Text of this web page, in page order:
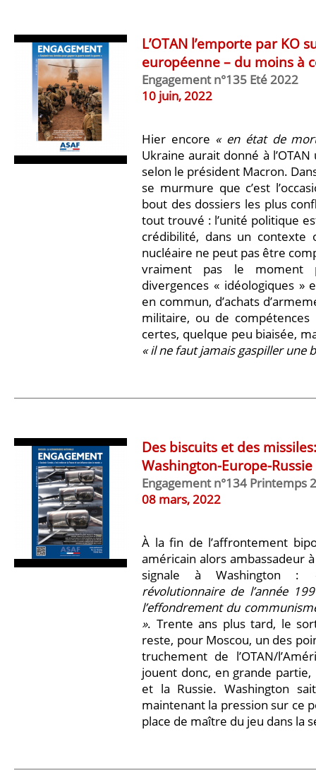
L’OTAN l’emporte par KO
européenne – du moins à
Engagement n°135 Eté 2022
10 juin, 2022
Hier encore « en état de
Ukraine aurait donné à
selon le président Macron.
se murmure que c’est
bout des dossiers les plus
tout trouvé : l’unité politique
crédibilité, dans un
nucléaire ne peut pas être
vraiment pas le moment
divergences « idéologiques »
en commun, d’achats
militaire, ou de compétences
certes, quelque peu biaisée,
« il ne faut jamais gaspiller une
Des biscuits et des
Washington-Europe-Russie
Engagement n°134 Printemps
08 mars, 2022
À la fin de l’affrontement
américain alors ambassadeur
signale à Washington :
révolutionnaire de l’année
l’effondrement du
». Trente ans plus tard, le
reste, pour Moscou, un des
truchement de l’OTAN/
jouent donc, en grande partie,
et la Russie. Washington
maintenant la pression sur ce
place de maître du jeu dans la